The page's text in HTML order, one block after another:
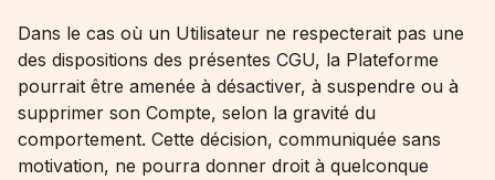
Dans le cas où un Utilisateur ne respecterait pas une
des dispositions des présentes CGU, la Plateforme
pourrait être amenée à désactiver, à suspendre ou à
supprimer son Compte, selon la gravité du
comportement. Cette décision, communiquée sans
motivation, ne pourra donner droit à quelconque